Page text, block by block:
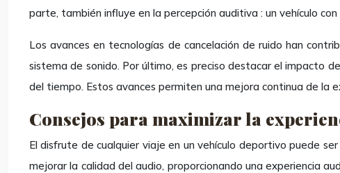
parte, también influye en la percepción auditiva : un vehículo
Los avances en tecnologías de cancelación de ruido han
sistema de sonido. Por último, es preciso destacar el impacto
del tiempo. Estos avances permiten una mejora continua de la
Consejos para maximizar la
El disfrute de cualquier viaje en un vehículo deportivo puede
mejorar la calidad del audio, proporcionando una experiencia